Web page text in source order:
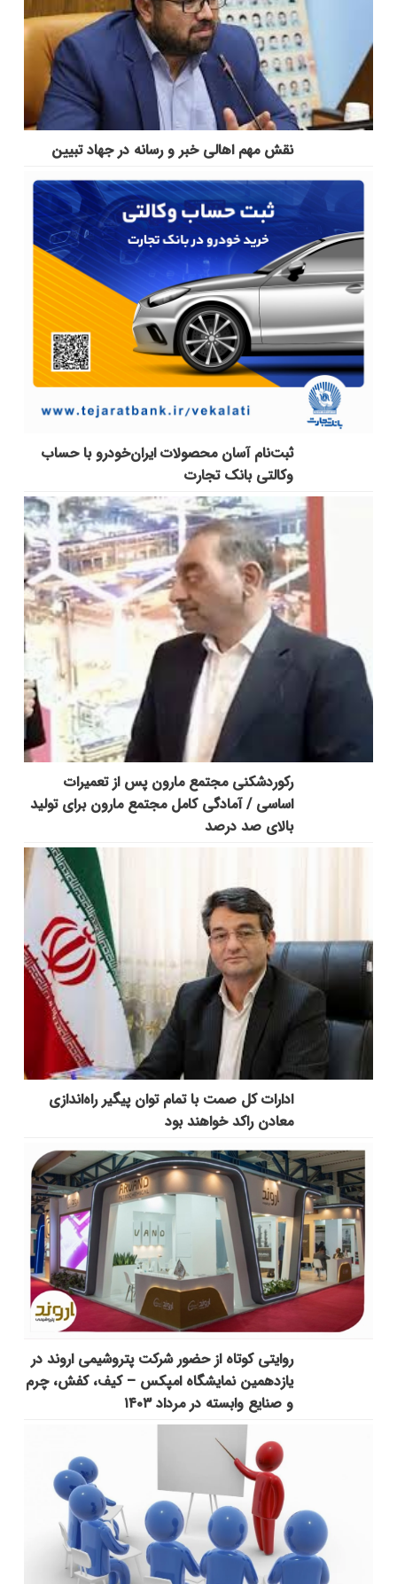
نقش مهم اهالی خبر و رسانه در جهاد تبیین
ثبت‌نام آسان محصولات ایران‌خودرو با حساب
وکالتی بانک تجارت
رکوردشکنی مجتمع مارون پس از تعمیرات
اساسی / آمادگی کامل مجتمع مارون برای تولید
بالای صد درصد
ادارات کل صمت با تمام توان پیگیر راه‌اندازی
معادن راکد خواهند بود
روایتی کوتاه از حضور شرکت پتروشیمی اروند در
یازدهمین نمایشگاه امپکس‌ – کیف، کفش، چرم
و صنایع وابسته در مرداد ۱۴۰۳